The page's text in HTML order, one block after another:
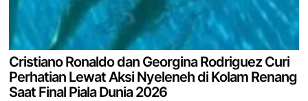
Cristiano Ronaldo dan Georgina Rodriguez Curi
Perhatian Lewat Aksi Nyeleneh di Kolam Renang
Saat Final Piala Dunia 2026